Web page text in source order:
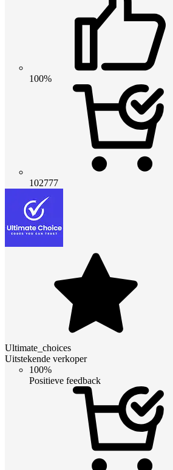
100%
102777
Ultimate_choices
Uitstekende verkoper
100%
Positieve feedback